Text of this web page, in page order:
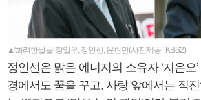
▲'화려한날들' 정일우, 정인선, 윤현민(사진제공=KBS2)
정인선은 맑은 에너지의 소유자 ‘지은오
경에서도 꿈을 꾸고, 사랑 앞에서는 직